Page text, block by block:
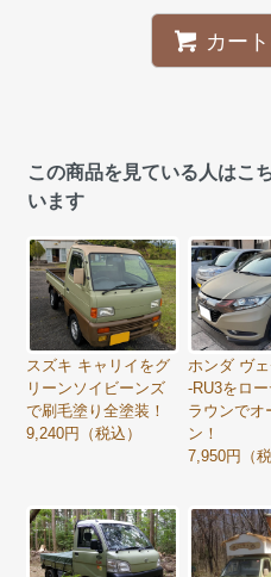
カー
この商品を見ている人はこ
います
スズキ キャリイをグ
リーンソイビーンズ
で刷毛塗り全塗装！
9,240円（税込）
ホンダ ヴ
-RU3をロ
ラウンでオ
ン！
7,950円（税